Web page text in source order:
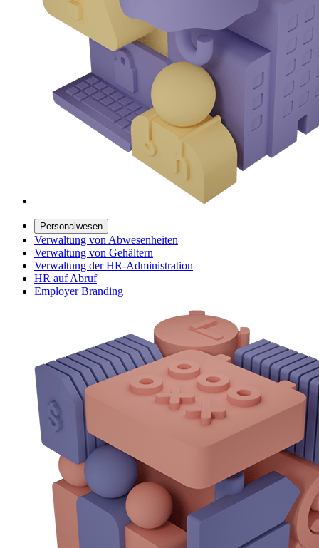
Personalwesen
Verwaltung von Abwesenheiten
Verwaltung von Gehältern
Verwaltung der HR-Administration
HR auf Abruf
Employer Branding